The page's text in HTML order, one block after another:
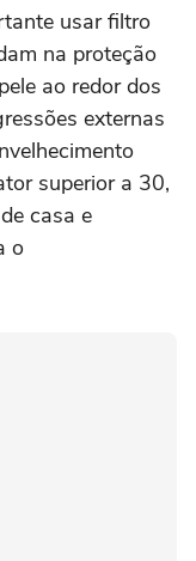
usar filtro
na proteção
ao redor dos
externas
superior a 30,
casa e
o